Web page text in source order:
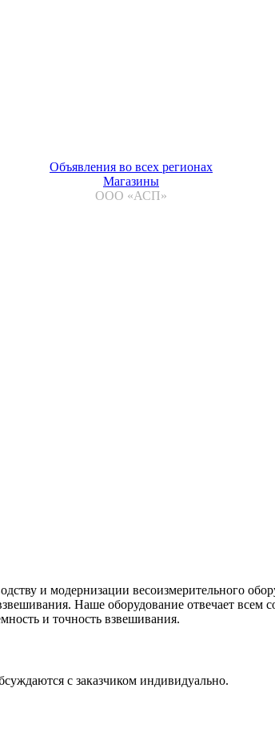
Объявления во всех регионах
Магазины
ООО «АСП»
и модернизации весоизмерительного
Наше оборудование отвечает всем
и точность взвешивания.
с заказчиком индивидуально.